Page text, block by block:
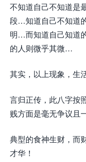
不知道自己不知道是
段…知道自己不知道
明…而知道自己知道
的人则微乎其微…
其实，以上现象，生
言归正传，此八字按
贱方面是毫无争议且
典型的食神生财，而
才华！